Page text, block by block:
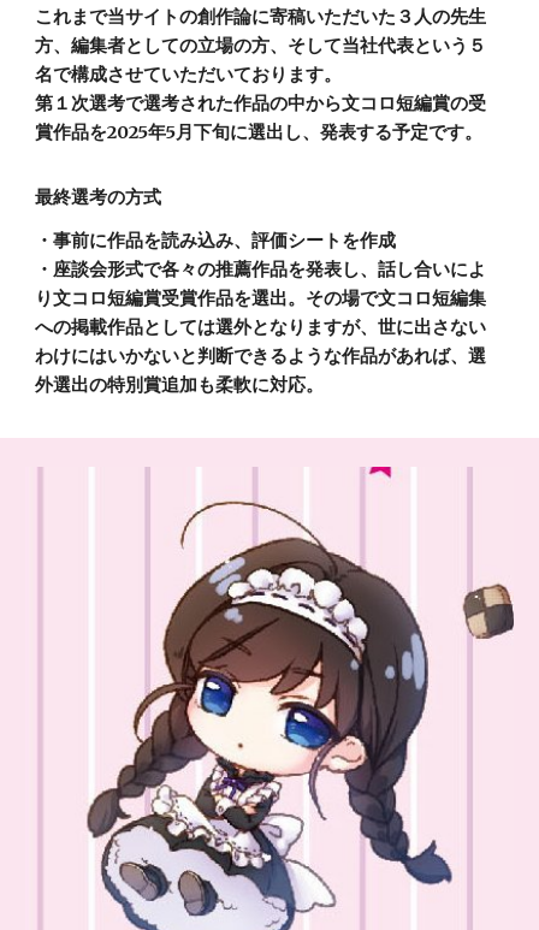
これまで当サイトの創作論に寄稿いただいた３人の先生
方、編集者としての立場の方、そして当社代表という５
名で構成させていただいております。
第１次選考で選考された作品の中から文コロ短編賞の受
賞作品を2025年5月下旬に選出し、発表する予定です。
最終選考の方式
・事前に作品を読み込み、評価シートを作成
・座談会形式で各々の推薦作品を発表し、話し合いによ
り文コロ短編賞受賞作品を選出。その場で文コロ短編集
への掲載作品としては選外となりますが、世に出さない
わけにはいかないと判断できるような作品があれば、選
外選出の特別賞追加も柔軟に対応。